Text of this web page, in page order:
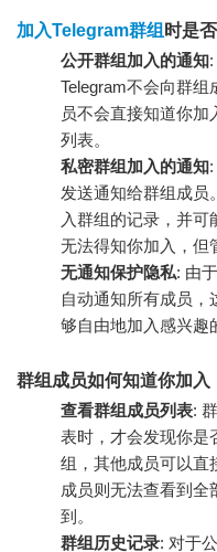
加入Telegram群组 时是
公开群组加入的通知
Telegram不会向群
员不会直接知道你
列表。
私密群组加入的通知
发送通知给群组成员
入群组的记录，并
无法得知你加入，但
无通知保护隐私: 由
自动通知所有成员
够自由地加入感兴趣
群组成员如何知道你加入
查看群组成员列表:
表时，才会发现你是
组，其他成员可以直
成员则无法查看到
到。
群组历史记录: 对于